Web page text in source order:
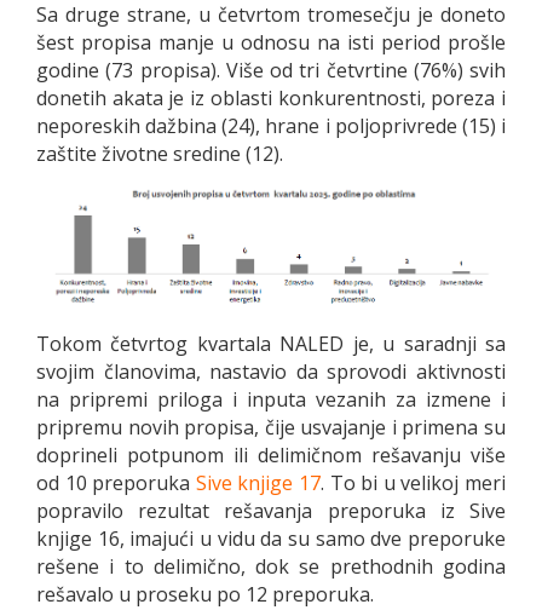
Sa druge strane, u četvrtom tromesečju je doneto
šest propisa manje u odnosu na isti period prošle
godine (73 propisa). Više od tri četvrtine (76%) svih
donetih akata je iz oblasti konkurentnosti, poreza i
neporeskih dažbina (24), hrane i poljoprivrede (15) i
zaštite životne sredine (12).
Tokom četvrtog kvartala NALED je, u saradnji sa
svojim članovima, nastavio da sprovodi aktivnosti
na pripremi priloga i inputa vezanih za izmene i
pripremu novih propisa, čije usvajanje i primena su
doprineli potpunom ili delimičnom rešavanju više
od 10 preporuka Sive knjige 17. To bi u velikoj meri
popravilo rezultat rešavanja preporuka iz Sive
knjige 16, imajući u vidu da su samo dve preporuke
rešene i to delimično, dok se prethodnih godina
rešavalo u proseku po 12 preporuka.